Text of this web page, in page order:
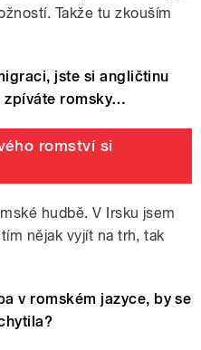
Takže tu zkouším
jste si angličtinu
zpíváte romsky…
romství si
hudbě. V Irsku jsem
nějak vyjít na trh, tak
v romském jazyce, by se